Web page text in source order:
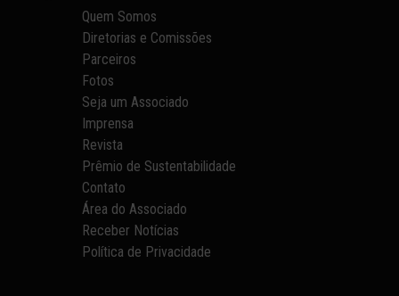
Quem Somos
Diretorias e Comissões
Parceiros
Fotos
Seja um Associado
Imprensa
Revista
Prêmio de Sustentabilidade
Contato
Área do Associado
Receber Notícias
Política de Privacidade